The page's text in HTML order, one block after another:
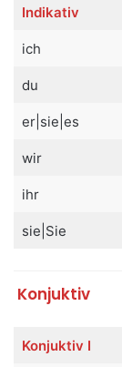
Indikativ
ich
du
er|sie|es
wir
ihr
sie|Sie
Konjuktiv
Konjuktiv I